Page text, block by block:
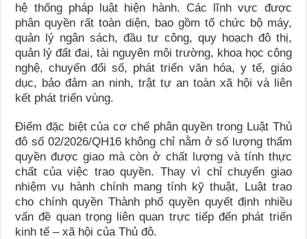
hệ thống pháp luật hiện hành. Các lĩnh vực được
phân quyền rất toàn diện, bao gồm tổ chức bộ máy,
quản lý ngân sách, đầu tư công, quy hoạch đô thị,
quản lý đất đai, tài nguyên môi trường, khoa học công
nghệ, chuyển đổi số, phát triển văn hóa, y tế, giáo
dục, bảo đảm an ninh, trật tự an toàn xã hội và liên
kết phát triển vùng.
Điểm đặc biệt của cơ chế phân quyền trong Luật Thủ
đô số 02/2026/QH16 không chỉ nằm ở số lượng thẩm
quyền được giao mà còn ở chất lượng và tính thực
chất của việc trao quyền. Thay vì chỉ chuyển giao
nhiệm vụ hành chính mang tính kỹ thuật, Luật trao
cho chính quyền Thành phố quyền quyết định nhiều
vấn đề quan trọng liên quan trực tiếp đến phát triển
kinh tế – xã hội của Thủ đô.